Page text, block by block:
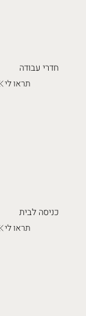
חדרי עבודה
תראו לי
כניסה לבית
תראו לי